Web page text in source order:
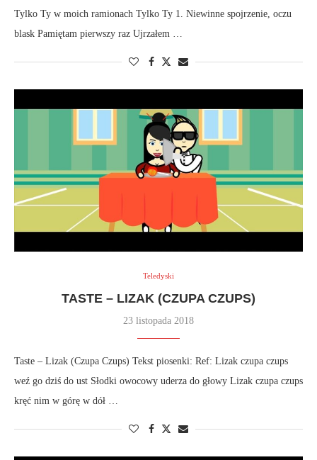
Tylko Ty w moich ramionach Tylko Ty 1. Niewinne spojrzenie, oczu
blask Pamiętam pierwszy raz Ujrzałem …
Teledyski
TASTE – LIZAK (CZUPA CZUPS)
23 listopada 2018
Taste – Lizak (Czupa Czups) Tekst piosenki: Ref: Lizak czupa czups
weź go dziś do ust Słodki owocowy uderza do głowy Lizak czupa czups
kręć nim w górę w dół …